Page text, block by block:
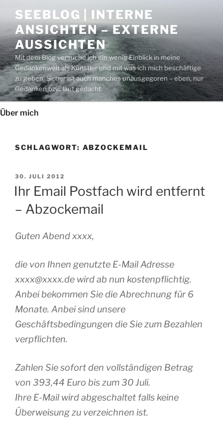
Inhalt
springen
SEEBLOG | INTERNE
ANSICHTEN – EXTERNE
AUSSICHTEN
Mit dem Blog versuche ich ein wenig Einblick in meine
Gedankenwelt als Künstler und mit was ich mich beschäftige
zu geben. Sicher ist auch manches unausgegoren – eben, nur
Gedanken bzw. laut gedacht
Über mich
SCHLAGWORT: ABZOCKEMAIL
VERÖFFENTLICHT
AM
30. JULI 2012
Ihr Email Postfach wird entfernt
– Abzockemail
Guten Abend xxxx,
die von Ihnen genutzte E-Mail Adresse
xxxx@xxxx.de wird ab nun kostenpflichtig.
Anbei bekommen Sie die Abrechnung für 6
Monate. Anbei sind unsere
Geschäftsbedingungen die Sie zum Bezahlen
verpflichten.
Zahlen Sie sofort den vollständigen Betrag
von 393,44 Euro bis zum 30 Juli.
Ihre E-Mail wird abgeschaltet falls keine
Überweisung zu verzeichnen ist.